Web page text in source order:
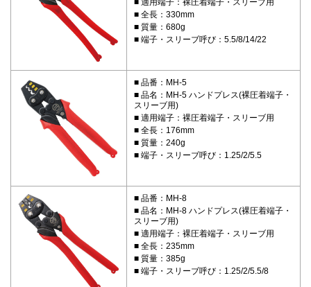
適用端子：裸圧着端子・スリーブ用
全長：330mm
質量：680g
端子・スリーブ呼び：5.5/8/14/22
品番：MH-5
品名：MH-5 ハンドプレス(裸圧着端子・
スリーブ用)
適用端子：裸圧着端子・スリーブ用
全長：176mm
質量：240g
端子・スリーブ呼び：1.25/2/5.5
品番：MH-8
品名：MH-8 ハンドプレス(裸圧着端子・
スリーブ用)
適用端子：裸圧着端子・スリーブ用
全長：235mm
質量：385g
端子・スリーブ呼び：1.25/2/5.5/8